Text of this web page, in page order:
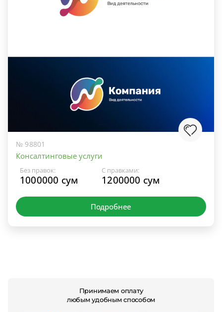
№ 98801
Консалтинговые услуги
Без правок:
1000000 сум
С правками:
1200000 сум
Подробнее
Принимаем оплату
любым удобным способом